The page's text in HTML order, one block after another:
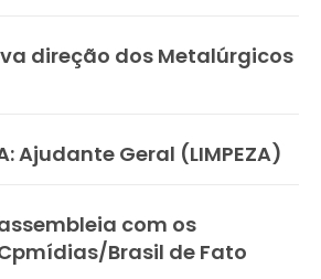
direção dos Metalúrgicos
Ajudante Geral (LIMPEZA)
com os
Brasil de Fato